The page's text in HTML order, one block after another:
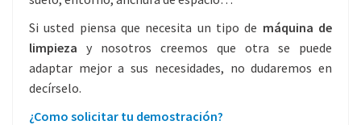
Si usted piensa que necesita un tipo de máquina de
limpieza y nosotros creemos que otra se puede
adaptar mejor a sus necesidades, no dudaremos en
decírselo.
¿Como solicitar tu demostración?